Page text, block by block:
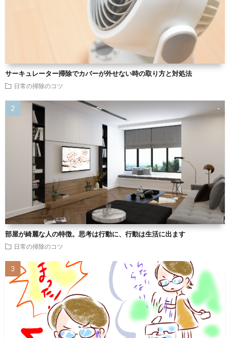
サーキュレーター掃除でカバーが外せない時の取り方と対処法
日常の掃除のコツ
部屋が綺麗な人の特徴。思考は行動に、行動は生活に出ます
日常の掃除のコツ